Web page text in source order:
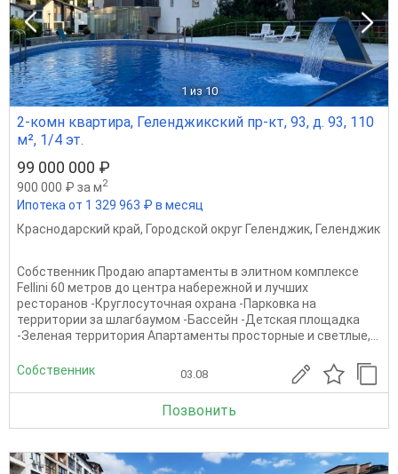
1 из 10
2-комн квартира, Геленджикский пр-кт, 93, д. 93, 110
м², 1/4 эт.
99 000 000 ₽
900 000 ₽ за м2
Ипотека от 1 329 963 ₽ в месяц
Краснодарский край, Городской округ Геленджик, Геленджик
Собственник Продаю апартаменты в элитном комплексе
Fellini 60 метров до центра набережной и лучших
ресторанов -Круглосуточная охрана -Парковка на
территории за шлагбаумом -Бассейн -Детская площадка
-Зеленая территория Апартаменты просторные и светлые,...
Собственник 03.08
Позвонить